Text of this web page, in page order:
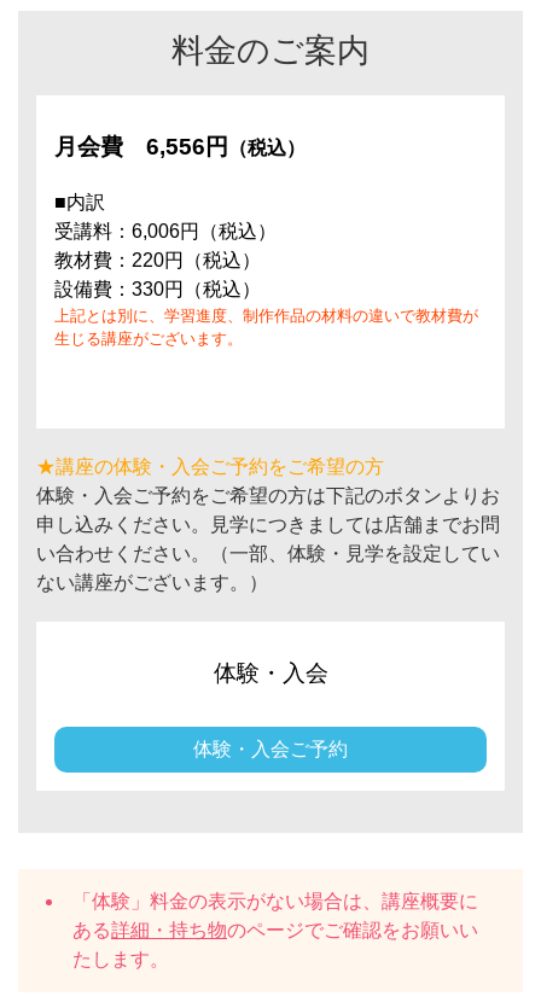
料金のご案内
月会費 6,556円 （税込）
■内訳
受講料：6,006円（税込）
教材費：220円（税込）
設備費：330円（税込）
上記とは別に、学習進度、制作作品の材料の違いで教材費が
生じる講座がございます。
★講座の体験・入会ご予約をご希望の方
体験・入会ご予約をご希望の方は下記のボタンよりお
申し込みください。見学につきましては店舗までお問
い合わせください。（一部、体験・見学を設定してい
ない講座がございます。）
体験・入会
体験・入会ご予約
「体験」料金の表示がない場合は、講座概要に
ある詳細・持ち物のページでご確認をお願いい
たします。